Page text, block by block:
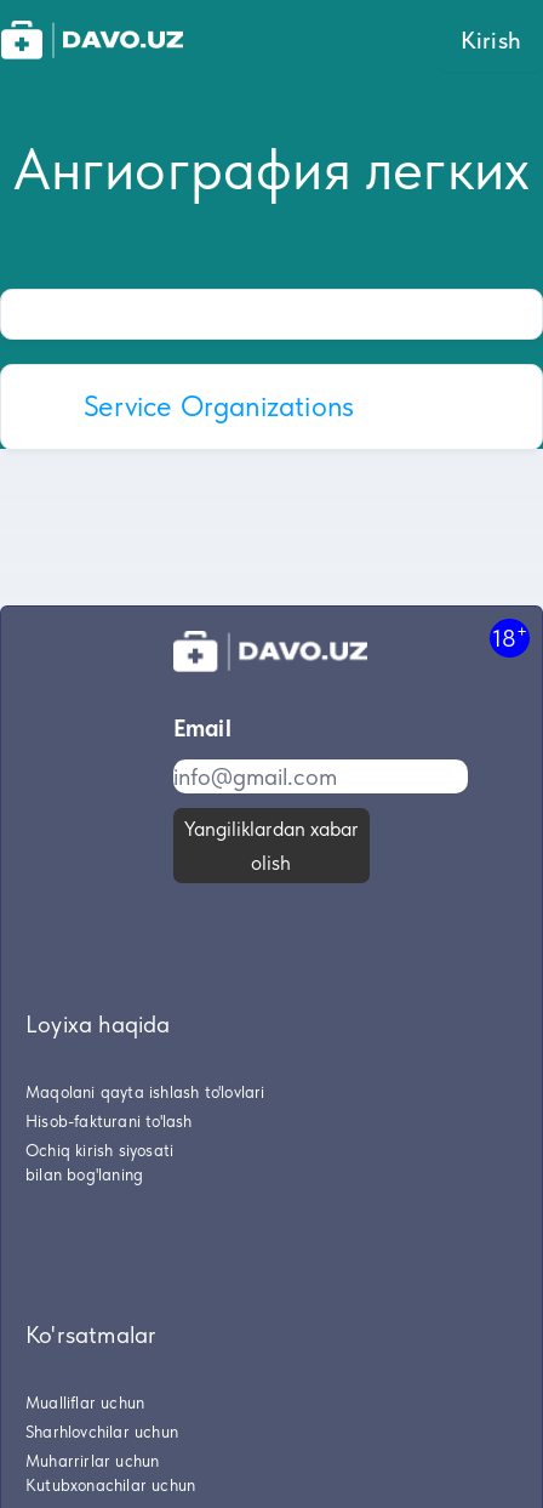
Kirish
Ангиография легких
Service Organizations
18+
Email
Yangiliklardan xabar
olish
Loyixa haqida
Maqolani qayta ishlash to'lovlari
Hisob-fakturani to'lash
Ochiq kirish siyosati
bilan bog'laning
Ko'rsatmalar
Mualliflar uchun
Sharhlovchilar uchun
Muharrirlar uchun
Kutubxonachilar uchun